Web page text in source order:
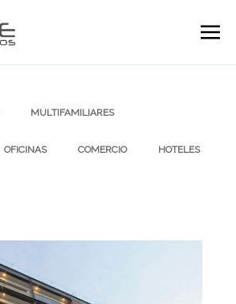
MULTIFAMILIARES
OFICINAS COMERCIO HOTELES